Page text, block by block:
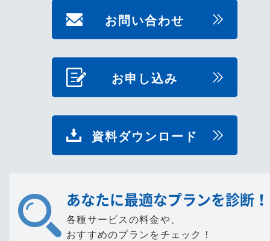
お問い合わせ
お申し込み
資料ダウンロード
あなたに最適なプランを診断！
各種サービスの料金や、
おすすめのプランをチェック！